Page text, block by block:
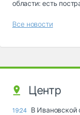
области: есть
Все новости
Центр
19:24
В Ивановской